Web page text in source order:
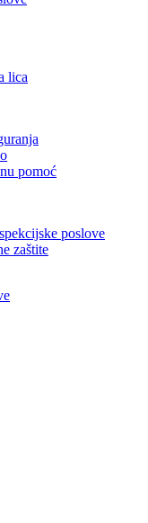
pomoć
poslove
zaštite